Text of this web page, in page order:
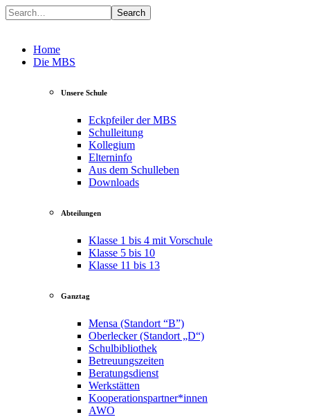
Search
Home
Die MBS
Unsere Schule
Eckpfeiler der MBS
Schulleitung
Kollegium
Elterninfo
Aus dem Schulleben
Downloads
Abteilungen
Klasse 1 bis 4 mit Vorschule
Klasse 5 bis 10
Klasse 11 bis 13
Ganztag
Mensa (Standort “B”)
Oberlecker (Standort „D“)
Schulbibliothek
Betreuungszeiten
Beratungsdienst
Werkstätten
Kooperationspartner*innen
AWO